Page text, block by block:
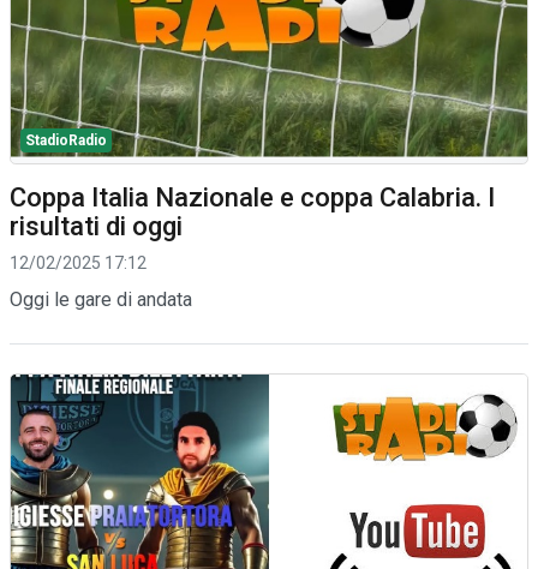
StadioRadio
Coppa Italia Nazionale e coppa Calabria. I
risultati di oggi
12/02/2025 17:12
Oggi le gare di andata